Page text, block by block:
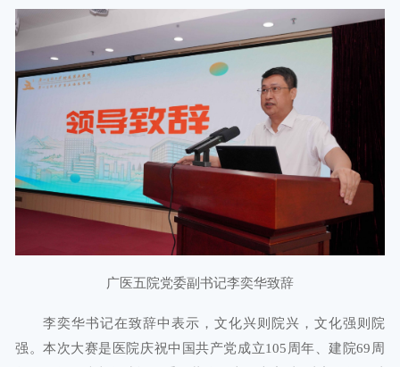
广医五院党委副书记李奕华致辞
李奕华书记在致辞中表示，文化兴则院兴，文化强则院
强。本次大赛是医院庆祝中国共产党成立105周年、建院69周